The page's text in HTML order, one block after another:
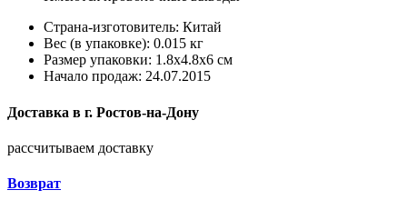
Страна-изготовитель: Китай
Вес (в упаковке): 0.015 кг
Размер упаковки: 1.8x4.8x6 см
Начало продаж: 24.07.2015
Доставка в г. Ростов-на-Дону
рассчитываем доставку
Возврат